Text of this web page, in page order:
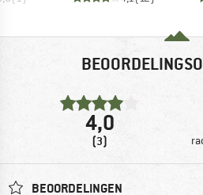
4,0
(3)
BEOORDELINGEN